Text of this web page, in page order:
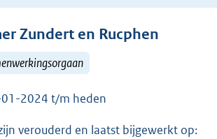
Zundert en Rucphen
2024 t/m heden
verouderd en laatst bijgewerkt op: